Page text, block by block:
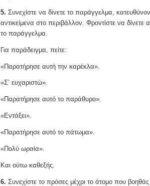
5. Συνεχίστε να δίνετε το παράγγελμα,
αντικείμενα στο περιβάλλον. Φροντίστε να
το παράγγελμα.
Για παράδειγμα, πείτε:
«Παρατήρησε αυτή την καρέκλα».
«Σ’ ευχαριστώ».
«Παρατήρησε αυτό το παράθυρο».
«Εντάξει».
«Παρατήρησε αυτό το πάτωμα».
«Πολύ ωραία».
Και ούτω καθεξής.
6. Συνεχίστε το πρόσες μέχρι το άτομο που